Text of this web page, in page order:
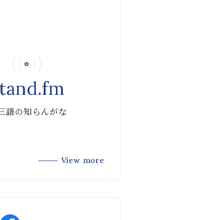
語の知らんがな
View more